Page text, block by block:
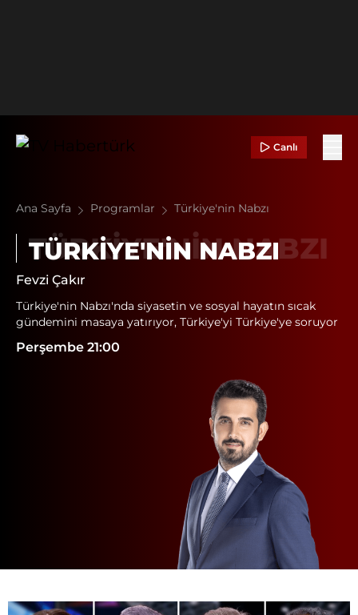
Canlı
Ana Sayfa Programlar Türkiye'nin Nabzı
TÜRKIYE'NIN NABZI
Fevzi Çakır
Türkiye'nin Nabzı'nda siyasetin ve sosyal hayatın sıcak
gündemini masaya yatırıyor, Türkiye'yi Türkiye'ye soruyor
Perşembe 21:00